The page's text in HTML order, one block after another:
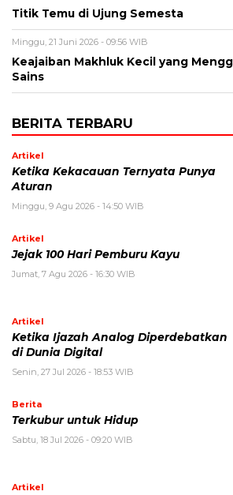
Titik Temu di Ujung Semesta
Minggu, 21 Juni 2026 - 09:56 WIB
Keajaiban Makhluk Kecil yang
Sains
BERITA TERBARU
Artikel
Ketika Kekacauan Ternyata Punya
Aturan
Minggu, 9 Agu 2026 - 14:50 WIB
Artikel
Jejak 100 Hari Pemburu Kayu
Jumat, 7 Agu 2026 - 16:30 WIB
Artikel
Ketika Ijazah Analog Diperdebatkan
di Dunia Digital
Senin, 27 Jul 2026 - 18:53 WIB
Berita
Terkubur untuk Hidup
Sabtu, 18 Jul 2026 - 09:20 WIB
Artikel